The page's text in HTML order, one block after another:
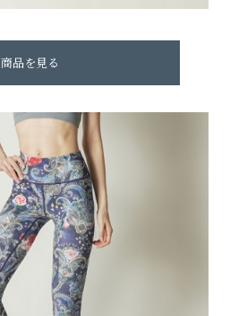
商品を見る